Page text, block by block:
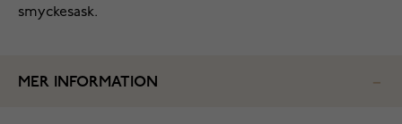
smyckesask.
MER INFORMATION